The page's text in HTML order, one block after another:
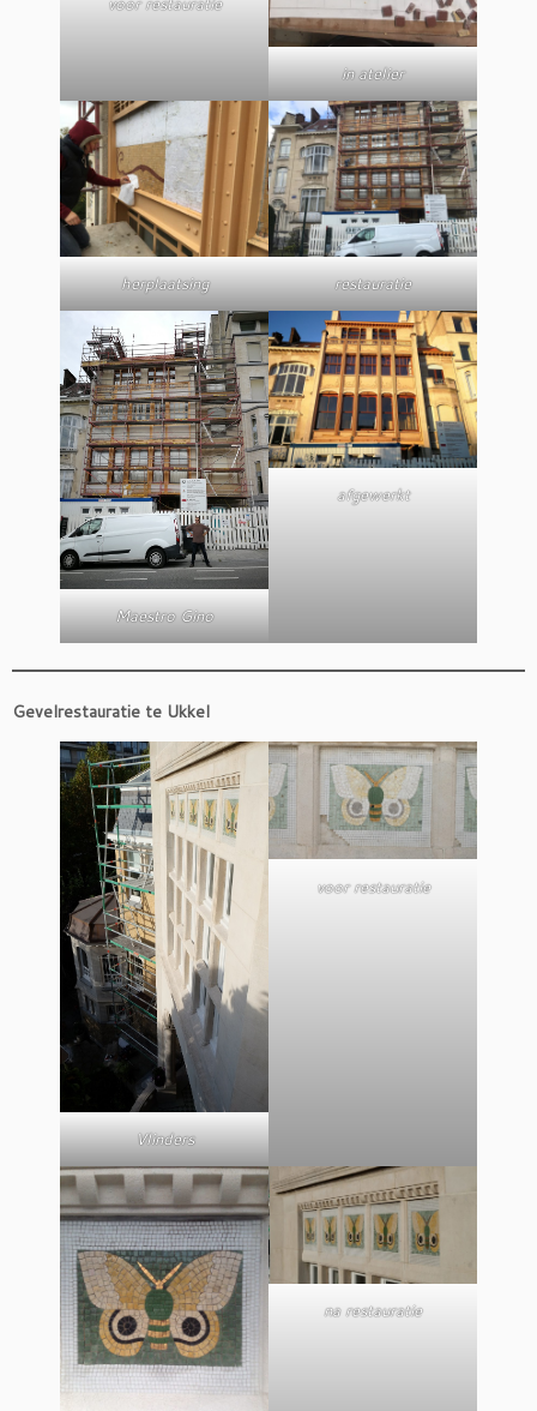
in atelier
herplaatsing restauratie
Maestro Gino
afgewerkt
Gevelrestauratie te Ukkel
Vlinders
voor restauratie
na restauratie